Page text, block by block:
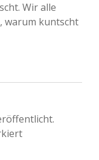
Wir alle
warum kuntscht